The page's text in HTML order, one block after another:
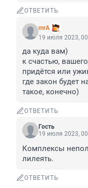
ОТВЕТИТЬ
mrA
19 июля 2023,
да куда вам)
к счастью,
придётся или
где закон будет
такое, конечно)
ОТВЕТИТЬ
Гость
19 июля 2023,
Комплексы
лилеять.
ОТВЕТИТЬ